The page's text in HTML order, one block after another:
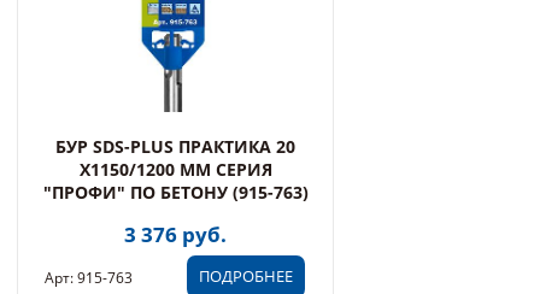
БУР SDS-PLUS ПРАКТИКА 20
Х1150/1200 ММ СЕРИЯ
"ПРОФИ" ПО БЕТОНУ (915-763)
3 376 руб.
ПОДРОБНЕЕ
Арт: 915-763